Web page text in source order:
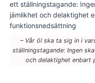
– Vår öl ska ta sig in i
ställningstagande: Ingen
och delaktighet enbart